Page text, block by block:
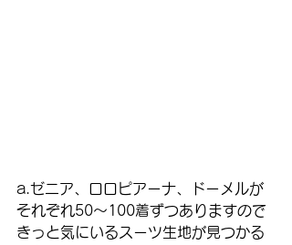
a.ゼニア、ロロピアーナ、ドーメルが
それぞれ50〜100着ずつありますので
きっと気にいるスーツ生地が見つかる